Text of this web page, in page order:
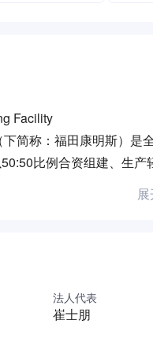
Facility
简称：福田康明斯）
比例合资组建、生
康明斯ISF/QSF（公路/
明斯是全球最先进的柴
– a global power
RMB 4.9 Billion with
engines producing
series in 10.5L and
法人代表
崔士朋